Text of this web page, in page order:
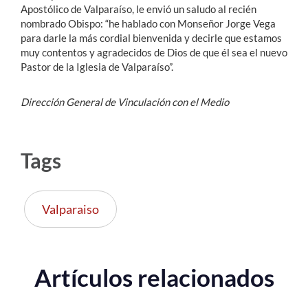
Apostólico de Valparaíso, le envió un saludo al recién
nombrado Obispo: “he hablado con Monseñor Jorge Vega
para darle la más cordial bienvenida y decirle que estamos
muy contentos y agradecidos de Dios de que él sea el nuevo
Pastor de la Iglesia de Valparaíso”.
Dirección General de Vinculación con el Medio
Tags
Valparaiso
Artículos relacionados